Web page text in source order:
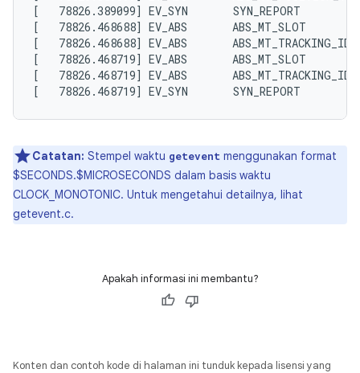
[   78826.389099] EV_SYN       SYN_REPORT
[   78826.468688] EV_ABS       ABS_MT_SLOT
[   78826.468688] EV_ABS
[   78826.468719] EV_ABS       ABS_MT_SLOT
[   78826.468719] EV_ABS
Catatan: Stempel waktu getevent menggunakan format
$SECONDS.$MICROSECONDS dalam basis waktu
CLOCK_MONOTONIC. Untuk mengetahui detailnya, lihat
getevent.c.
Apakah informasi ini membantu?
Konten dan contoh kode di halaman ini tunduk kepada lisensi yang